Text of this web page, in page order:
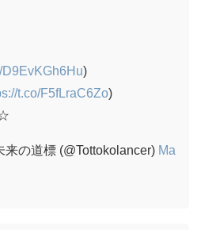
D9EvKGh6Hu)
t.co/F5fLraC6Zo)
の道標 (@Tottokolancer) Ma